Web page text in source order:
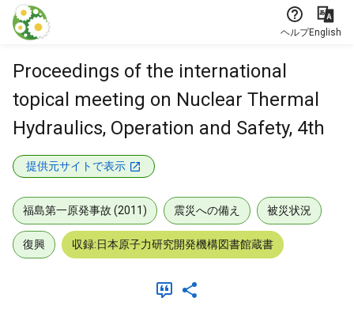
本文に飛ぶ
ヘルプEnglish
Proceedings of the international
topical meeting on Nuclear Thermal
Hydraulics, Operation and Safety, 4th
提供元サイトで表示
福島第一原発事故 (2011) 震災への備え 被災状況
復興 収録:日本原子力研究開発機構図書館蔵書